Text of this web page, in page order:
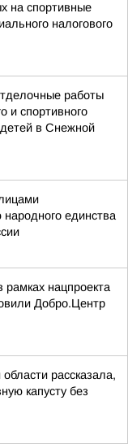
на спортивные
налогового
работы
и спортивного
в Снежной
единства
рамках нацпроекта
Добро.Центр
рассказала,
капусту без